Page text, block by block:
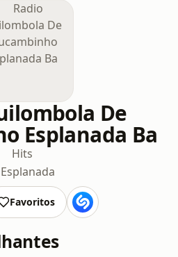
De
Esplanada Ba
Hits
Esplanada
Favoritos